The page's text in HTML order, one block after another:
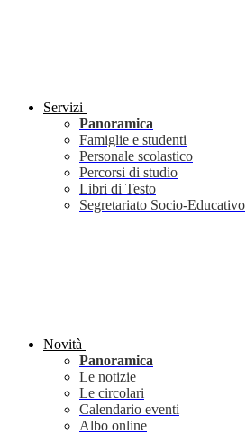
Servizi
Panoramica
Famiglie e studenti
Personale scolastico
Percorsi di studio
Libri di Testo
Segretariato Socio-Educativo
Novità
Panoramica
Le notizie
Le circolari
Calendario eventi
Albo online